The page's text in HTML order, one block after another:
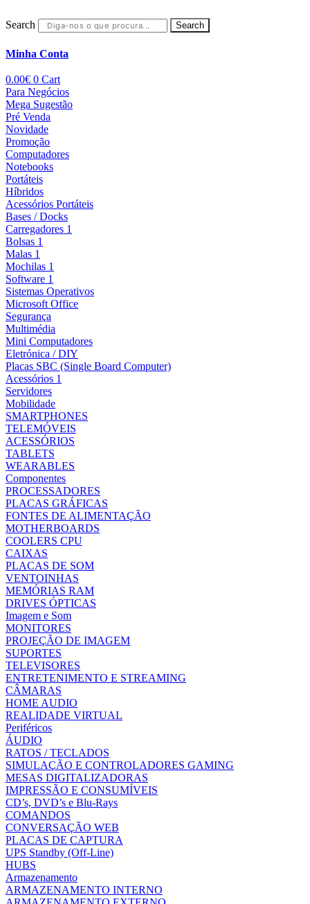
Search Search
Minha Conta
0.00€ 0 Cart
Para Negócios
Mega Sugestão
Pré Venda
Novidade
Promoção
Computadores
Notebooks
Portáteis
Híbridos
Acessórios Portáteis
Bases / Docks
Carregadores 1
Bolsas 1
Malas 1
Mochilas 1
Software 1
Sistemas Operativos
Microsoft Office
Segurança
Multimédia
Mini Computadores
Eletrónica / DIY
Placas SBC (Single Board Computer)
Acessórios 1
Servidores
Mobilidade
SMARTPHONES
TELEMÓVEIS
ACESSÓRIOS
TABLETS
WEARABLES
Componentes
PROCESSADORES
PLACAS GRÁFICAS
FONTES DE ALIMENTAÇÃO
MOTHERBOARDS
COOLERS CPU
CAIXAS
PLACAS DE SOM
VENTOINHAS
MEMÓRIAS RAM
DRIVES ÓPTICAS
Imagem e Som
MONITORES
PROJEÇÃO DE IMAGEM
SUPORTES
TELEVISORES
ENTRETENIMENTO E STREAMING
CÂMARAS
HOME AUDIO
REALIDADE VIRTUAL
Periféricos
ÁUDIO
RATOS / TECLADOS
SIMULAÇÃO E CONTROLADORES GAMING
MESAS DIGITALIZADORAS
IMPRESSÃO E CONSUMÍVEIS
CD’s, DVD’s e Blu-Rays
COMANDOS
CONVERSAÇÃO WEB
PLACAS DE CAPTURA
UPS Standby (Off-Line)
HUBS
Armazenamento
ARMAZENAMENTO INTERNO